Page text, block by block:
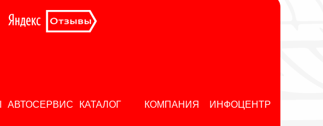
АВТОСЕРВИС КАТАЛОГ КОМПАНИЯ ИНФОЦЕНТР